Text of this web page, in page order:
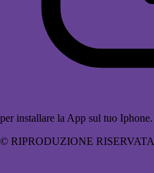
per installare la App sul tuo Iphone.
© RIPRODUZIONE RISERVATA